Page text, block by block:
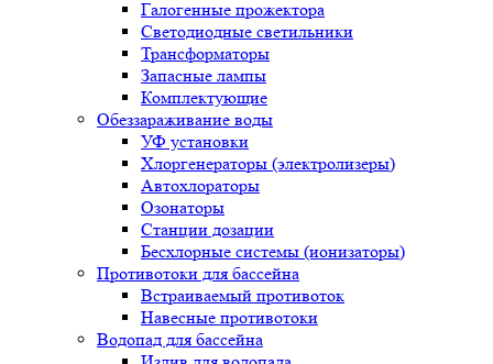
Галогенные прожектора
Светодиодные светильники
Трансформаторы
Запасные лампы
Комплектующие
Обеззараживание воды
УФ установки
Хлоргенераторы (электролизеры)
Автохлораторы
Озонаторы
Станции дозации
Бесхлорные системы (ионизаторы)
Противотоки для бассейна
Встраиваемый противоток
Навесные противотоки
Водопад для бассейна